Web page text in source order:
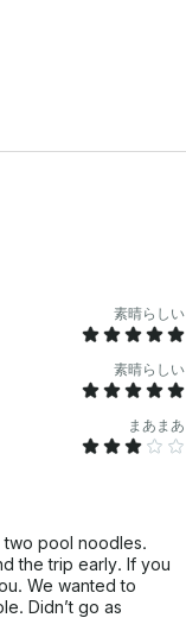
素晴らしい
素晴らしい
まあまあ
two pool noodles.
the trip early. If you
We wanted to
Didn’t go as